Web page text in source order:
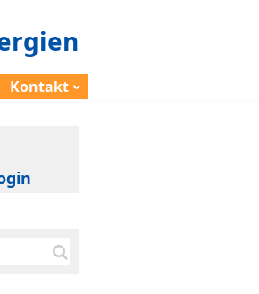
Kontakt